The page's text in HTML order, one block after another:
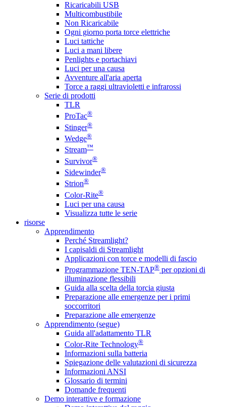
Ricaricabili USB
Multicombustibile
Non Ricaricabile
Ogni giorno porta torce elettriche
Luci tattiche
Luci a mani libere
Penlights e portachiavi
Luci per una causa
Avventure all'aria aperta
Torce a raggi ultravioletti e infrarossi
Serie di prodotti
TLR
ProTac®
Stinger®
Wedge®
Stream™
Survivor®
Sidewinder®
Strion®
Color-Rite®
Luci per una causa
Visualizza tutte le serie
risorse
Apprendimento
Perché Streamlight?
I capisaldi di Streamlight
Applicazioni con torce e modelli di fascio
Programmazione TEN-TAP® per opzioni di
illuminazione flessibili
Guida alla scelta della torcia giusta
Preparazione alle emergenze per i primi
soccorritori
Preparazione alle emergenze
Apprendimento (segue)
Guida all'adattamento TLR
Color-Rite Technology®
Informazioni sulla batteria
Spiegazione delle valutazioni di sicurezza
Informazioni ANSI
Glossario di termini
Domande frequenti
Demo interattive e formazione